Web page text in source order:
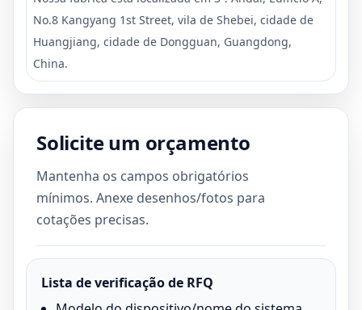
No.8 Kangyang 1st Street, vila de Shebei, cidade de
Huangjiang, cidade de Dongguan, Guangdong,
China.
Solicite um orçamento
Mantenha os campos obrigatórios
mínimos. Anexe desenhos/fotos para
cotações precisas.
Lista de verificação de RFQ